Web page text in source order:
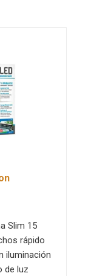
Slim 15
rápido
iluminación
de luz